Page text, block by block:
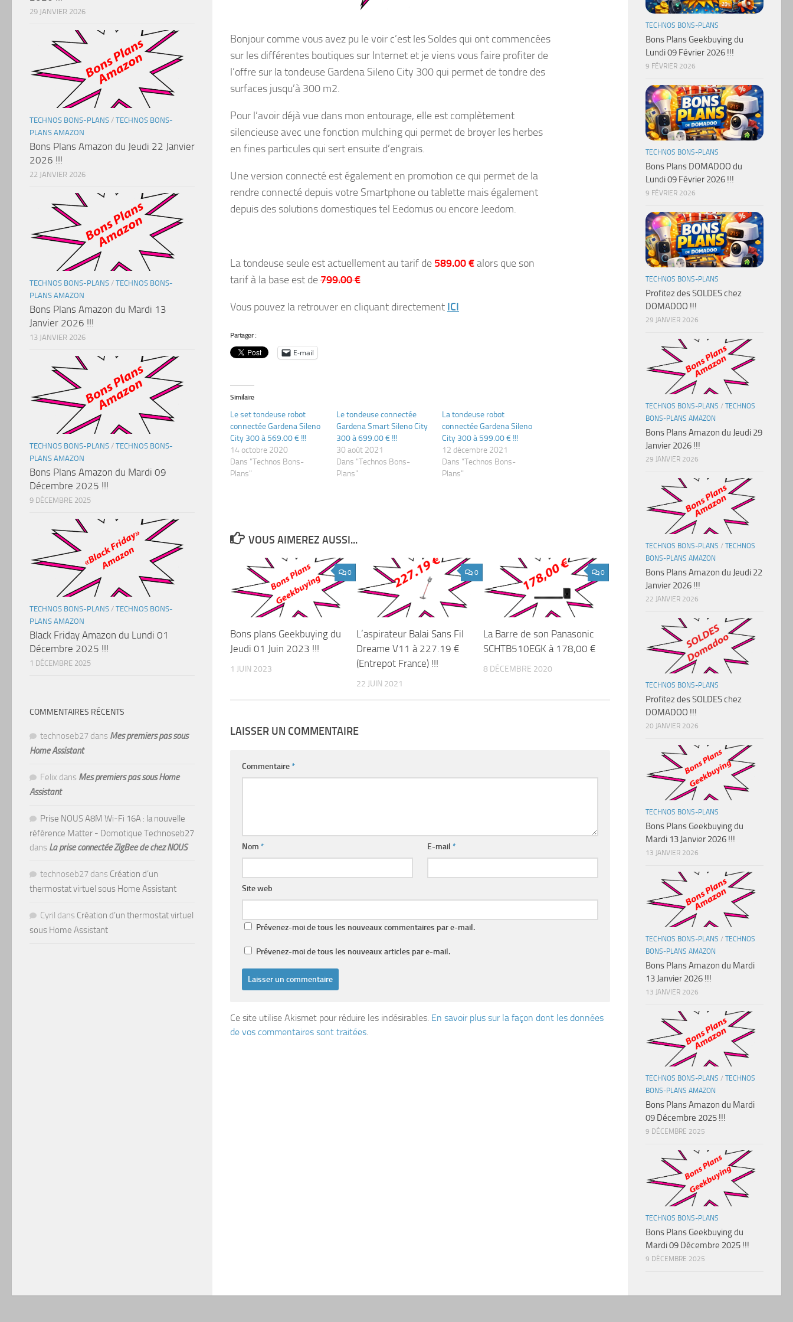
Bonjour comme vous avez pu le voir c’est les Soldes qui ont commencées
sur les différentes boutiques sur Internet et je viens vous faire profiter de
l’offre sur la tondeuse Gardena Sileno City 300 qui permet de tondre des
surfaces jusqu’à 300 m2.
Pour l’avoir déjà vue dans mon entourage, elle est complètement
silencieuse avec une fonction mulching qui permet de broyer les herbes
en fines particules qui sert ensuite d’engrais.
Une version connecté est également en promotion ce qui permet de la
rendre connecté depuis votre Smartphone ou tablette mais également
depuis des solutions domestiques tel Eedomus ou encore Jeedom.
La tondeuse seule est actuellement au tarif de 589.00 €alors que son
tarif à la base est de799.00 €
Vous pouvez la retrouver en cliquant directement ICI
Partager :
E-mail
Similaire
Le set tondeuse robot
connectée Gardena Sileno
City 300 à 569.00 € !!!
14 octobre 2020
Dans "Technos Bons-
Plans"
Le tondeuse connectée
Gardena Smart Sileno City
300 à 699.00 € !!!
30 août 2021
Dans "Technos Bons-
Plans"
La tondeuse robot
connectée Gardena Sileno
City 300 à 599.00 € !!!
12 décembre 2021
Dans "Technos Bons-
Plans"
VOUS AIMEREZ AUSSI...
0
Bons plans Geekbuying du
Jeudi 01 Juin 2023 !!!
1 JUIN 2023
0
L’aspirateur Balai Sans Fil
Dreame V11 à 227.19 €
(Entrepot France) !!!
22 JUIN 2021
0
La Barre de son Panasonic
SCHTB510EGK à 178,00 €
8 DÉCEMBRE 2020
LAISSER UN COMMENTAIRE
Commentaire*
Nom * E-mail*
Site web
Prévenez-moi de tous les nouveaux commentaires par e-mail.
Prévenez-moi de tous les nouveaux articles par e-mail.
Ce site utilise Akismet pour réduire les indésirables. En savoir plus sur la façon dont les données
de vos commentaires sont traitées
29 JANVIER 2026
TECHNOS BONS-PLANS / TECHNOS BONS-
PLANS AMAZON
Bons Plans Amazon du Jeudi 22 Janvier
2026 !!!
22 JANVIER 2026
TECHNOS BONS-PLANS / TECHNOS BONS-
PLANS AMAZON
Bons Plans Amazon du Mardi 13
Janvier 2026 !!!
13 JANVIER 2026
TECHNOS BONS-PLANS / TECHNOS BONS-
PLANS AMAZON
Bons Plans Amazon du Mardi 09
Décembre 2025 !!!
9 DÉCEMBRE 2025
TECHNOS BONS-PLANS / TECHNOS BONS-
PLANS AMAZON
Black Friday Amazon du Lundi 01
Décembre 2025 !!!
1 DÉCEMBRE 2025
COMMENTAIRES RÉCENTS
technoseb27 dans Mes premiers pas sous
Home Assistant
Felix dans Mes premiers pas sous Home
Assistant
Prise NOUS A8M Wi-Fi 16A : la nouvelle
référence Matter - Domotique Technoseb27
dans La prise connectée ZigBee de chez NOUS
technoseb27 dans Création d’un
thermostat virtuel sous Home Assistant
Cyril dans Création d’un thermostat virtuel
sous Home Assistant
TECHNOS BONS-PLANS
Bons Plans Geekbuying du
Lundi 09 Février 2026 !!!
9 FÉVRIER 2026
TECHNOS BONS-PLANS
Bons Plans DOMADOO du
Lundi 09 Février 2026 !!!
9 FÉVRIER 2026
TECHNOS BONS-PLANS
Profitez des SOLDES chez
DOMADOO !!!
29 JANVIER 2026
TECHNOS BONS-PLANS / TECHNOS
BONS-PLANS AMAZON
Bons Plans Amazon du Jeudi 29
Janvier 2026 !!!
29 JANVIER 2026
TECHNOS BONS-PLANS / TECHNOS
BONS-PLANS AMAZON
Bons Plans Amazon du Jeudi 22
Janvier 2026 !!!
22 JANVIER 2026
TECHNOS BONS-PLANS
Profitez des SOLDES chez
DOMADOO !!!
20 JANVIER 2026
TECHNOS BONS-PLANS
Bons Plans Geekbuying du
Mardi 13 Janvier 2026 !!!
13 JANVIER 2026
TECHNOS BONS-PLANS / TECHNOS
BONS-PLANS AMAZON
Bons Plans Amazon du Mardi
13 Janvier 2026 !!!
13 JANVIER 2026
TECHNOS BONS-PLANS / TECHNOS
BONS-PLANS AMAZON
Bons Plans Amazon du Mardi
09 Décembre 2025 !!!
9 DÉCEMBRE 2025
TECHNOS BONS-PLANS
Bons Plans Geekbuying du
Mardi 09 Décembre 2025 !!!
9 DÉCEMBRE 2025